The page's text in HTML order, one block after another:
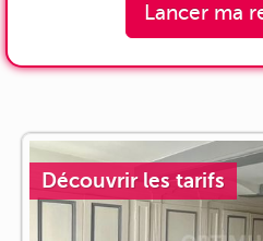
Lancer ma
Découvrir les tarifs